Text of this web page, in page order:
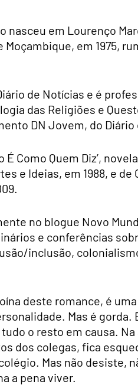
nasceu em Lourenço
Moçambique, em 1975,
de Notícias e é
das Religiões e
DN Jovem, do Diário
É Como Quem Diz’,
e Ideias, em 1988, e
no blogue Novo
e conferências
inclusão,
deste romance, é
Mas é
o resto em causa.
dos colegas, fica
Mas não desiste,
a pena viver.